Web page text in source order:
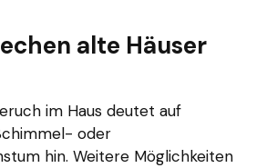
alte Häuser
im Haus deutet auf
oder
hin. Weitere Möglichkeiten